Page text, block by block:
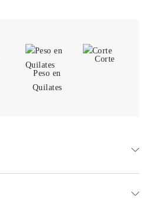
Peso en
Quilates
Corte